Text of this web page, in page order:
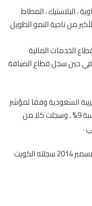
، البلاستيك ، المطاط
من ناحية النمو الطويل
الخدمات المالية
في حين سجل قطاع الضيافة
السعودية وفقا لمؤشر
مونستر 12% ، وزادت في مملكة البحرين بنسبة 9% ، وسجلت كلا من
وشهد مؤشر مونستر تراجعا وحيدا بنهاية ديسمبر 2014 سجلته الكويت